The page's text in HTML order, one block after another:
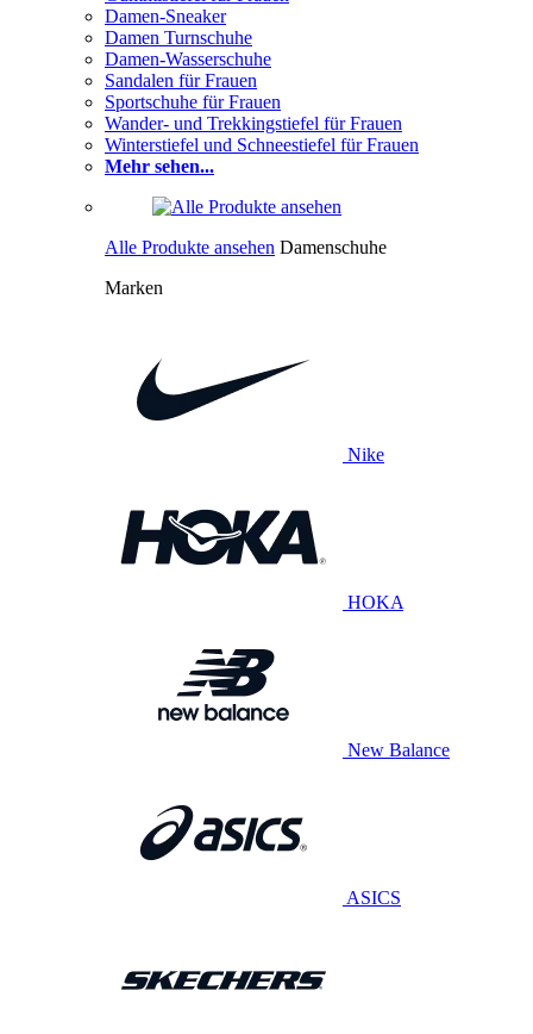
Damen-Sneaker
Damen Turnschuhe
Damen-Wasserschuhe
Sandalen für Frauen
Sportschuhe für Frauen
Wander- und Trekkingstiefel für Frauen
Winterstiefel und Schneestiefel für Frauen
Mehr sehen...
Alle Produkte ansehen Damenschuhe
Marken
Nike
HOKA
New Balance
ASICS